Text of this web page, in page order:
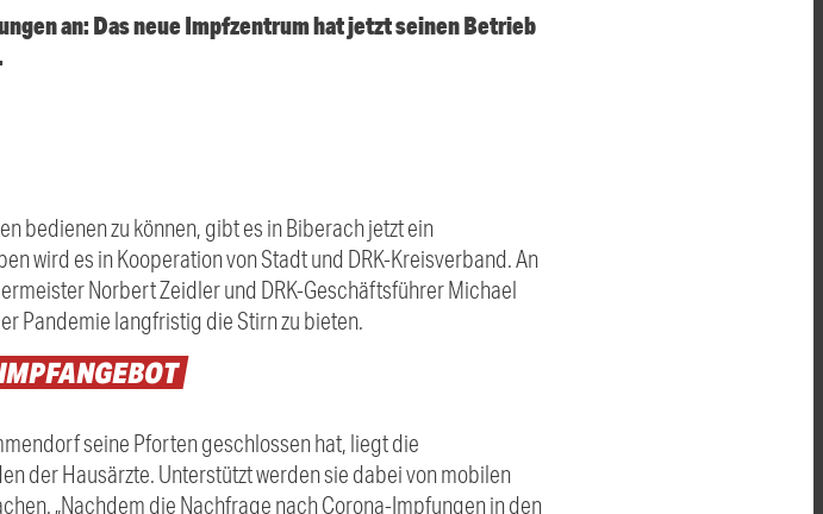
an: Das neue Impfzentrum hat jetzt seinen Betrieb
bedienen zu können, gibt es in Biberach jetzt ein
wird es in Kooperation von Stadt und DRK-Kreisverband. An
Norbert Zeidler und DRK-Geschäftsführer Michael
Pandemie langfristig die Stirn zu bieten.
seine Pforten geschlossen hat, liegt die
der Hausärzte. Unterstützt werden sie dabei von mobilen
„Nachdem die Nachfrage nach Corona-Impfungen in den